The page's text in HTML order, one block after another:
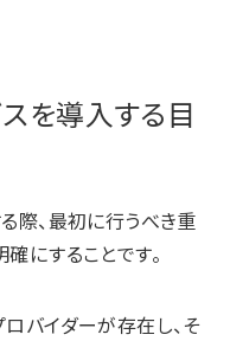
を導入する目
際、最初に行うべき重
にすることです。
バイダーが存在し、そ